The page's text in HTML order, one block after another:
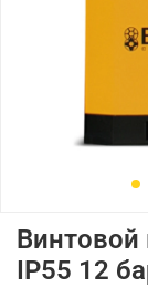
Винтовой
IP55 12